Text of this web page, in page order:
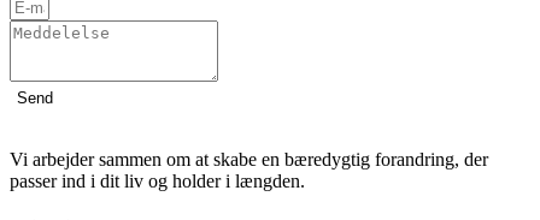
Send
Vi arbejder sammen om at skabe en bæredygtig forandring, der
passer ind i dit liv og holder i længden.